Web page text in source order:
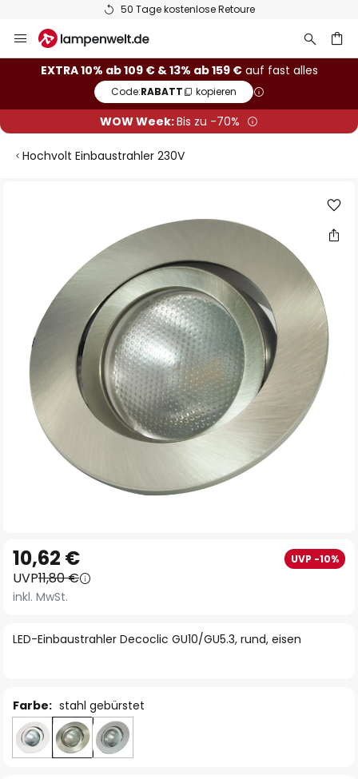
50 Tage kostenlose Retoure
Inhalt
springen
EXTRA 10% ab 109 € & 13% ab 159 €auf fast alles
Code:RABATT kopieren
WOW Week:Bis zu -70%
Hochvolt Einbaustrahler 230V
Anfang
der
Bildgalerie
LED-Einbaustrahler Decoclic GU10/GU5.3, rund, eisen
10,62 € UVP -10%
UVP11,80 €
inkl. MwSt.
Farbe: stahl gebürstet